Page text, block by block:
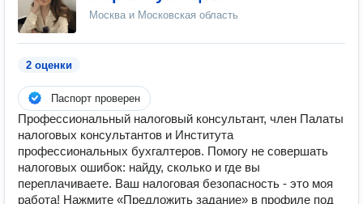
Москва и Московская область
2 оценки
Паспорт проверен
Профессиональный налоговый консультант, член Палаты
налоговых консультантов и Института
профессиональных бухгалтеров. Помогу не совершать
налоговых ошибок: найду, сколько и где вы
переплачиваете. Ваш налоговая безопасность - это моя
работа! Нажмите «Предложить задание» в профиле под